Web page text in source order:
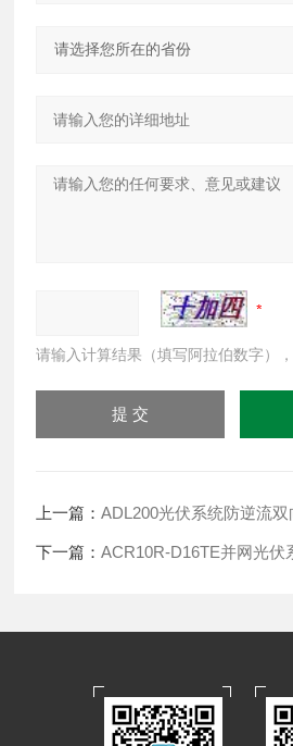
请输入计算结果（填写阿拉伯数字）
上一篇：ADL200光伏系统防逆流
下一篇：ACR10R-D16TE并网光伏